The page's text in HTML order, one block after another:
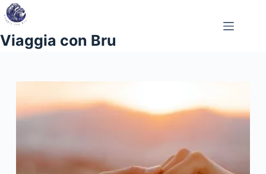
Salta
al
contenuto
Viaggia con Bru